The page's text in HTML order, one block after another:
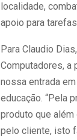
localidade,
apoio para
Para Claudio
Computadores, a
nossa entrada
educação. “Pela
produto que
pelo cliente, isto